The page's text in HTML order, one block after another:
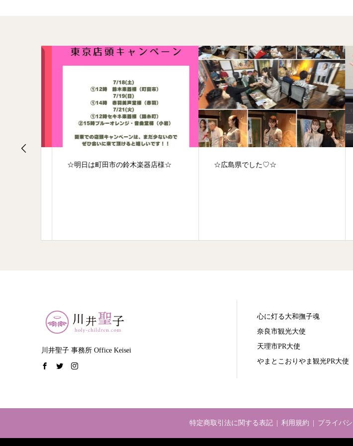
☆明日は町田市の鈴木楽器店様☆ ☆広島県でした♡☆
川井聖子 事務所 Office Keisei
心に灯る大和撫子魂
奈良市観光大使
天理市PR大使
やまとこおりやま観光PR大使
特定商取引法に関する表記 利用規約 プライバ